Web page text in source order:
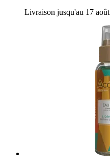
Livraison jusqu'au 17 août